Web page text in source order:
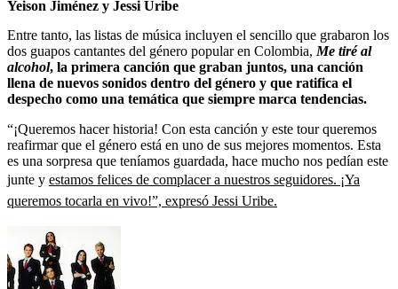
Yeison Jiménez y Jessi Uribe
Entre tanto, las listas de música incluyen el sencillo que grabaron los
dos guapos cantantes del género popular en Colombia, Me tiré al
alcohol, la primera canción que graban juntos, una canción
llena de nuevos sonidos dentro del género y que ratifica el
despecho como una temática que siempre marca tendencias.
“¡Queremos hacer historia! Con esta canción y este tour queremos
reafirmar que el género está en uno de sus mejores momentos. Esta
es una sorpresa que teníamos guardada, hace mucho nos pedían este
junte y estamos felices de complacer a nuestros seguidores. ¡Ya
queremos tocarla en vivo!”, expresó Jessi Uribe.